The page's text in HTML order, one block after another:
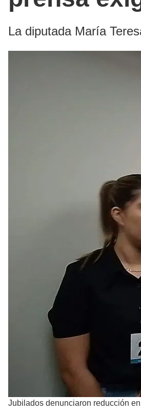
La diputada María
Jubilados denunciaron reducción